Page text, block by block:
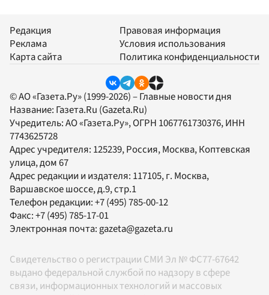
Редакция
Реклама
Карта сайта
Правовая информация
Условия использования
Политика конфиденциальности
© АО «Газета.Ру» (1999-2026) – Главные новости дня
Название: Газета.Ru (Gazeta.Ru)
Учредитель:АО «Газета.Ру», ОГРН 1067761730376, ИНН
7743625728
Адрес учредителя: 125239, Россия, Москва, Коптевская
улица, дом 67
Адрес редакции и издателя: 117105, г. Москва,
Варшавское шоссе, д.9, стр.1
Телефон редакции:+7 (495) 785-00-12
Факс:+7 (495) 785-17-01
Электронная почта:gazeta@gazeta.ru
Свидетельство о регистрации СМИ Эл № ФС77-67642
выдано федеральной службой по надзору в сфере
связи, информационных технологий и массовых